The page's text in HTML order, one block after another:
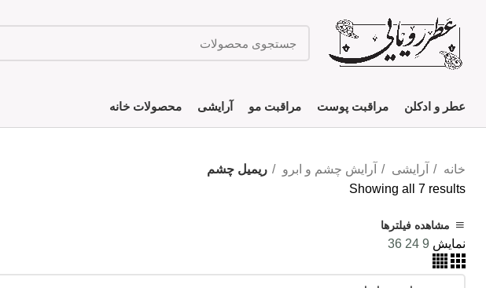
عطر و ادکلن مراقبت پوست مراقبت مو آرایشی محصولات خانه
خانه آرایشی آرایش چشم و ابرو
ریمیل چشم
Showing all 7 results
مشاهده فیلترها
نمایش 9
24
36